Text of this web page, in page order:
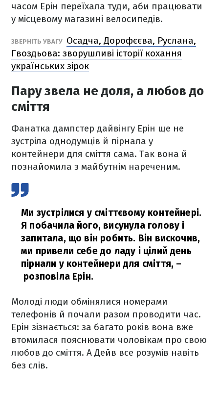
часом Ерін переїхала туди, аби працювати
у місцевому магазині велосипедів.
ЗВЕРНІТЬ УВАГУ Осадча, Дорофєєва, Руслана,
Гвоздьова: зворушливі історії кохання
українських зірок
Пару звела не доля, а любов до
сміття
Фанатка дампстер дайвінгу Ерін ще не
зустріла однодумців й пірнала у
контейнери для сміття сама. Так вона й
познайомила з майбутнім нареченим.
Ми зустрілися у сміттєвому контейнері.
Я побачила його, висунула голову і
запитала, що він робить. Він вискочив,
ми привели себе до ладу і цілий день
пірнали у контейнери для сміття, –
розповіла Ерін.
Молоді люди обмінялися номерами
телефонів й почали разом проводити час.
Ерін зізнається: за багато років вона вже
втомилася пояснювати чоловікам про свою
любов до сміття. А Дейв все розумів навіть
без слів.